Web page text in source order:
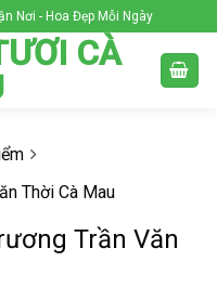
Nơi - Hoa Đẹp Mỗi Ngày
CÀ
Thời Cà Mau
Trần Văn